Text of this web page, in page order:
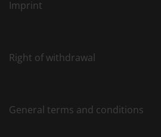
Imprint
Right of withdrawal
General terms and conditions